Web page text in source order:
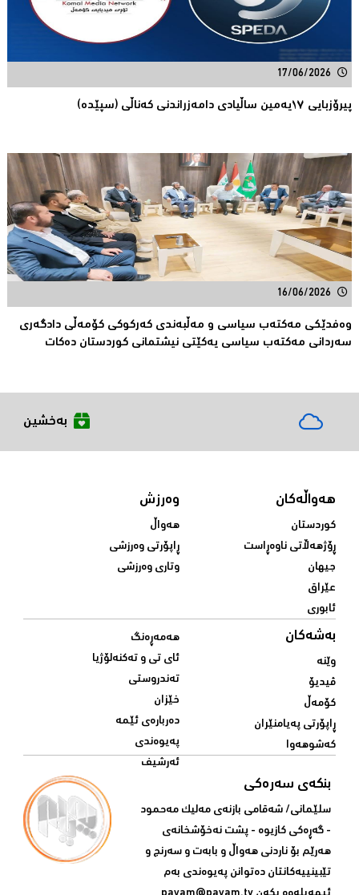
17/06/2026
پیرۆزبایی ١٧یەمین ساڵیادی دامەزراندنی کەناڵی (سپێدە)
16/06/2026
وەفدێکی مەکتەب سیاسی و مەڵبەندی کەرکوکی کۆمەڵی دادگەری
سەردانی مەکتەب سیاسی یەکێتی نیشتمانی کوردستان دەکات
بەخشین
هەواڵەکان
کوردستان
ڕۆژهەڵاتی ناوەڕاست
جیهان
عێراق
ئابوری
وەرزش
هەواڵ
ڕاپۆرتی وەرزشی
وتاری وەرزشی
بەشەکان
وێنە
ڤیدیۆ
کۆمەڵ
ڕاپۆرتی پەیامنێران
کەشوهەوا
هەمەڕەنگ
ئای تی و تەکنەلۆژیا
تەندروستی
خێزان
دەربارەی ئێمە
پەیوەندی
ئەرشیف
بنکەی سەرەکی
سلێمانی/ شه‌قامی بازنه‌ی مه‌لیک مه‌حمود
- گه‌ڕه‌کی کازیوه‌ - پشت نه‌خۆشخانه‌ی‌
هه‌رێم بۆ ناردنی‌ هه‌واڵ و بابه‌ت و سه‌رنج و
تێبینییه‌كانتان ده‌توانن په‌یوه‌ندی‌ به‌م